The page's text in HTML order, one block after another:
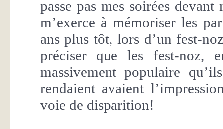
passe pas mes soirées
m’exerce à mémoriser les
ans plus tôt, lors d’un fest-
préciser que les fest-noz,
massivement populaire
rendaient avaient
voie de disparition!